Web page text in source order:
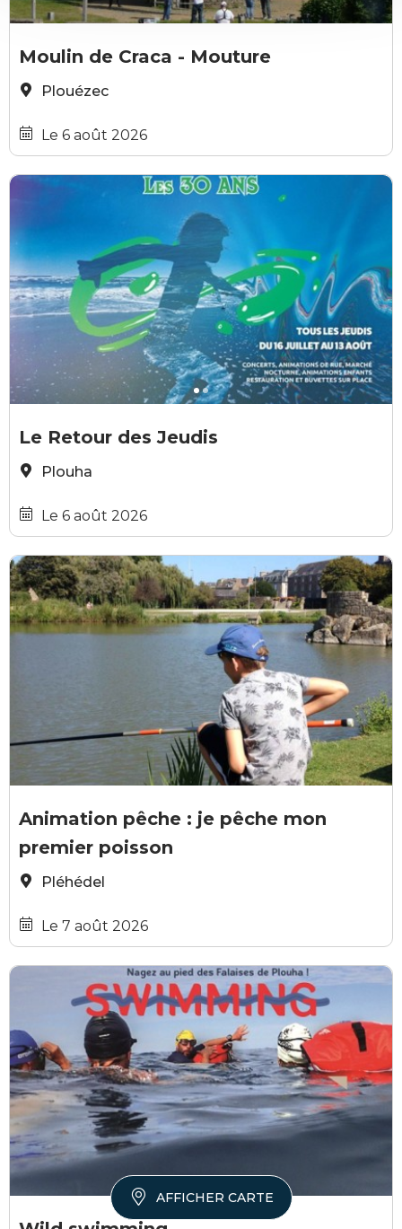
AFFICHER CARTE
Moulin de Craca - Mouture
Plouézec
Le 6 août 2026
Le Retour des Jeudis
Plouha
Le 6 août 2026
Maison pêche et nature des Côtes d'Armor
Animation pêche : je pêche mon
premier poisson
Pléhédel
Le 7 août 2026
Falaises d'Armor